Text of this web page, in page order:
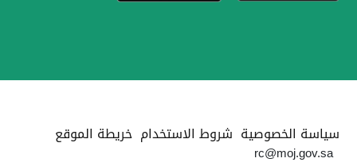
سياسة الخصوصية شروط الاستخدام خريطة الموقع
rc@moj.gov.sa